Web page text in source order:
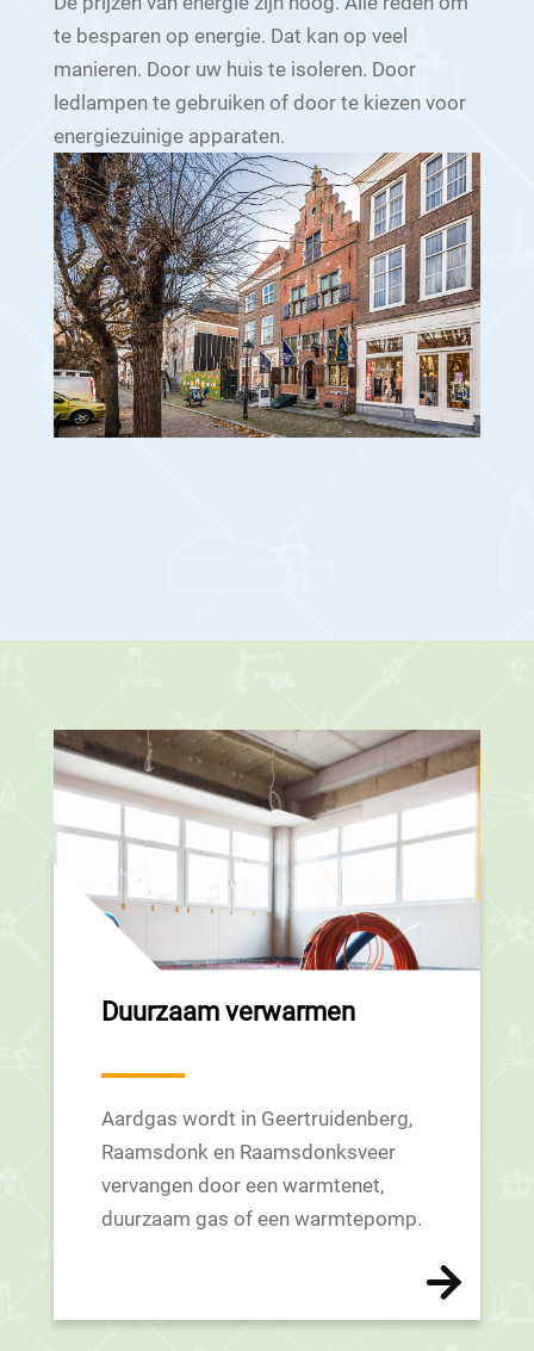
te besparen op energie. Dat kan op veel
manieren. Door uw huis te isoleren. Door
ledlampen te gebruiken of door te kiezen voor
energiezuinige apparaten.
Duurzaam verwarmen
Aardgas wordt in Geertruidenberg,
Raamsdonk en Raamsdonksveer
vervangen door een warmtenet,
duurzaam gas of een warmtepomp.